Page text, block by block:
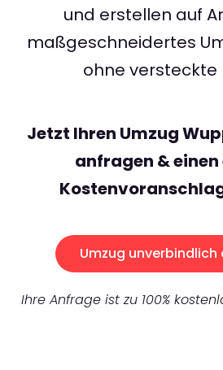
und erstellen auf
maßgeschneidertes
ohne versteckte
Jetzt Ihren Umzug
anfragen &
Umzug unverbindlich
Ihre Anfrage ist zu 100%